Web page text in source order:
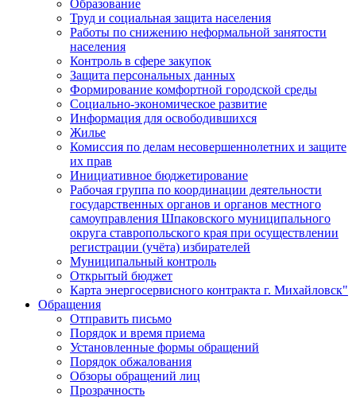
Образование
Труд и социальная защита населения
Работы по снижению неформальной занятости
населения
Контроль в сфере закупок
Защита персональных данных
Формирование комфортной городской среды
Социально-экономическое развитие
Информация для освободившихся
Жилье
Комиссия по делам несовершеннолетних и защите
их прав
Инициативное бюджетирование
Рабочая группа по координации деятельности
государственных органов и органов местного
самоуправления Шпаковского муниципального
округа ставропольского края при осуществлении
регистрации (учёта) избирателей
Муниципальный контроль
Открытый бюджет
Карта энергосервисного контракта г. Михайловск"
Обращения
Отправить письмо
Порядок и время приема
Установленные формы обращений
Порядок обжалования
Обзоры обращений лиц
Прозрачность